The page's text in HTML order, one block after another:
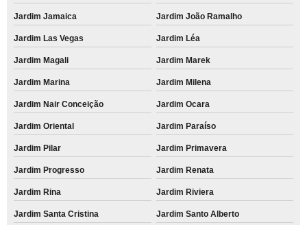
Jardim Jamaica Jardim João Ramalho
Jardim Las Vegas Jardim Léa
Jardim Magali Jardim Marek
Jardim Marina Jardim Milena
Jardim Nair Conceição Jardim Ocara
Jardim Oriental Jardim Paraíso
Jardim Pilar Jardim Primavera
Jardim Progresso Jardim Renata
Jardim Rina Jardim Riviera
Jardim Santa Cristina Jardim Santo Alberto